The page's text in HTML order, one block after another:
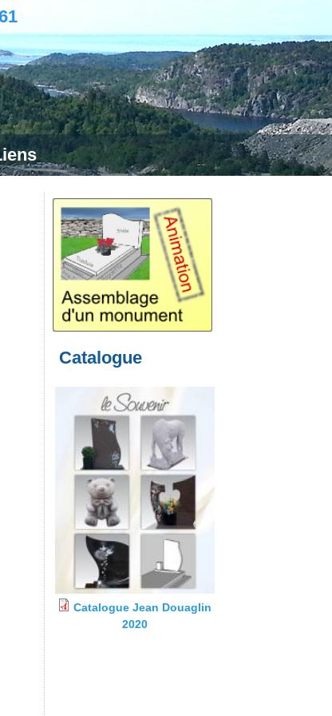
Catalogue
Catalogue Jean Douaglin
2020